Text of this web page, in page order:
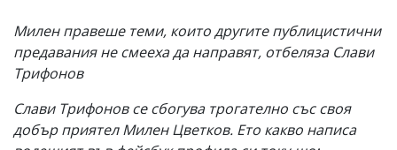
вас
коментар,
моля
сигнализирайте
ни!
Милен правеше теми, които другите публицистични
предавания не смееха да направят, отбеляза Слави
Трифонов
Слави Трифонов се сбогува трогателно със своя
добър приятел Милен Цветков. Ето какво написа